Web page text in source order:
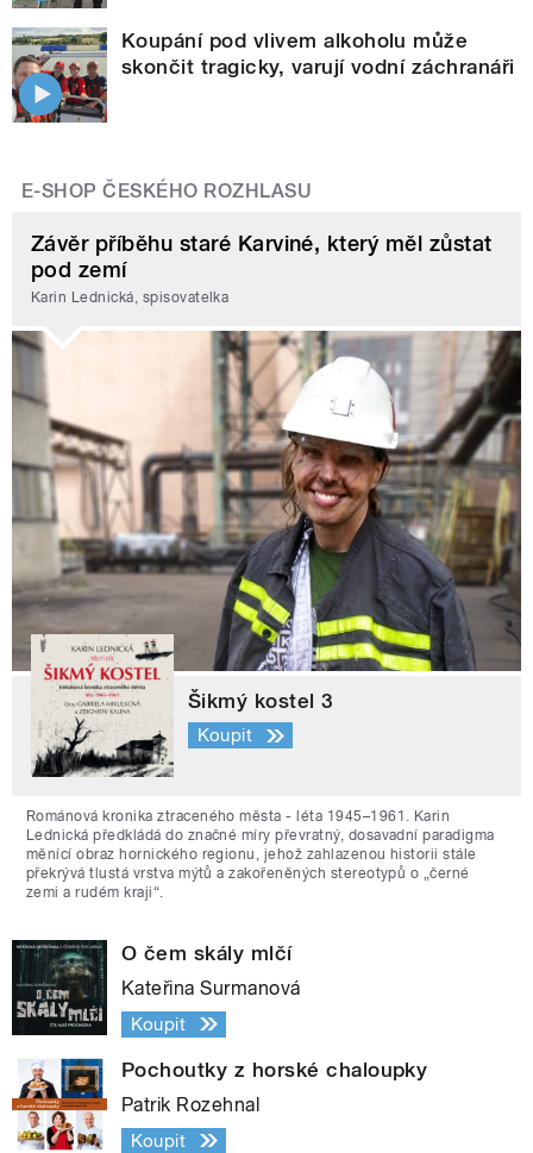
Koupání pod vlivem alkoholu může
skončit tragicky, varují vodní záchranáři
E-SHOP ČESKÉHO ROZHLASU
Závěr příběhu staré Karviné, který měl zůstat
pod zemí
Karin Lednická, spisovatelka
Šikmý kostel 3
Koupit
Románová kronika ztraceného města - léta 1945–1961. Karin
Lednická předkládá do značné míry převratný, dosavadní paradigma
měnící obraz hornického regionu, jehož zahlazenou historii stále
překrývá tlustá vrstva mýtů a zakořeněných stereotypů o „černé
zemi a rudém kraji“.
O čem skály mlčí
Kateřina Surmanová
Koupit
Pochoutky z horské chaloupky
Patrik Rozehnal
Koupit